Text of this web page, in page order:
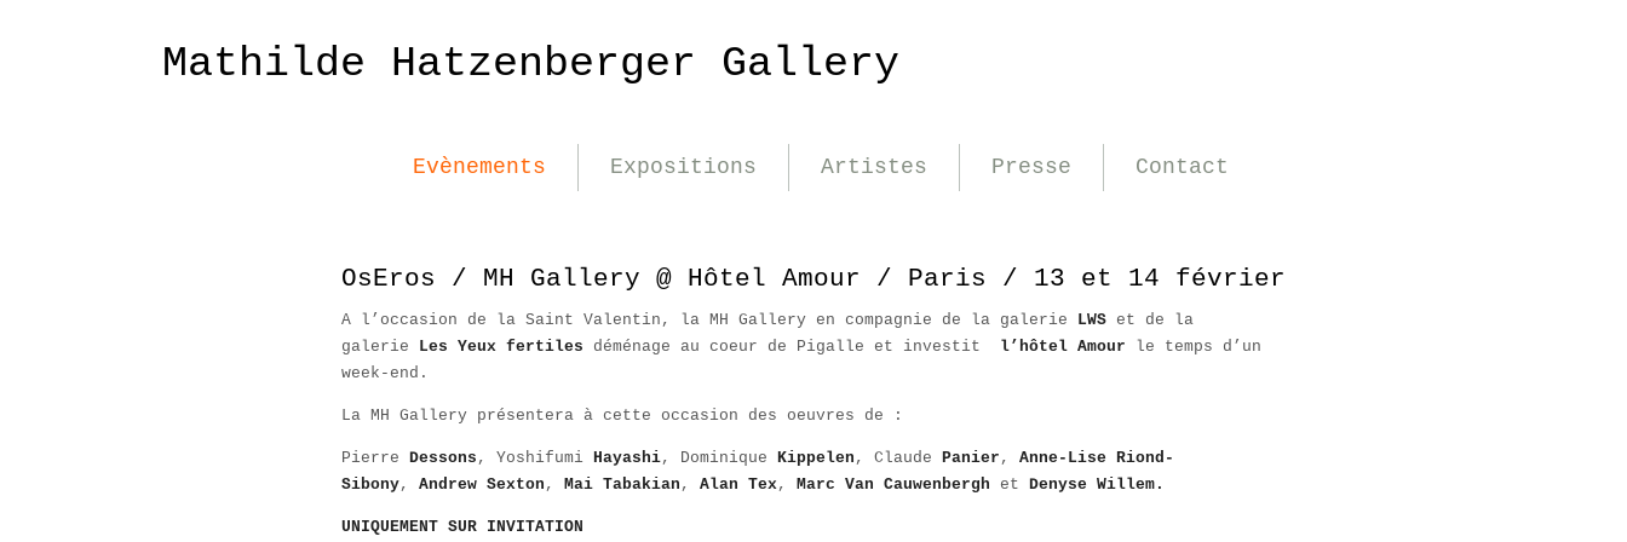
Mathilde Hatzenberger Gallery
Evènements Expositions Artistes Presse Contact
OsEros / MH Gallery @ Hôtel Amour / Paris / 13 et 14 février / SUR INVITATION
A l’occasion de la Saint Valentin, la MH Gallery en compagnie de la galerie LWS et de la
galerie Les Yeux fertiles déménage au coeur de Pigalle et investit l’hôtel Amour le temps d’un
week-end.
La MH Gallery présentera à cette occasion des oeuvres de :
Pierre Dessons , Yoshifumi Hayashi, Dominique Kippelen , Claude Panier , Anne-Lise Riond-
Sibony, Andrew Sexton , Mai Tabakian , Alan Tex, Marc Van Cauwenbergh et Denyse Willem.
UNIQUEMENT SUR INVITATION